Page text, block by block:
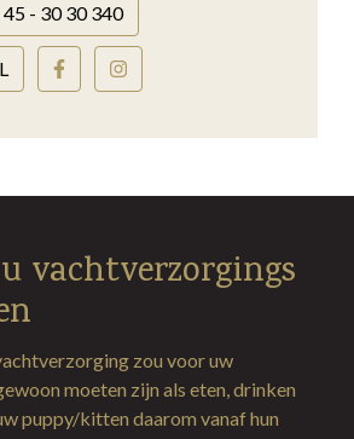
- 30 30 340
vachtverzorgings
zou voor uw
moeten zijn als eten, drinken
puppy/kitten daarom vanaf hun